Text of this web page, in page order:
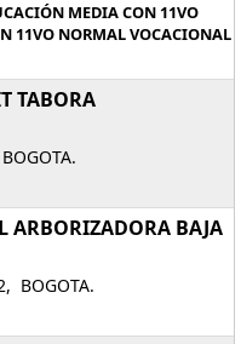
MEDIA CON 11VO
11VO NORMAL VOCACIONAL
TABORA
ARBORIZADORA BAJA
BOGOTA.